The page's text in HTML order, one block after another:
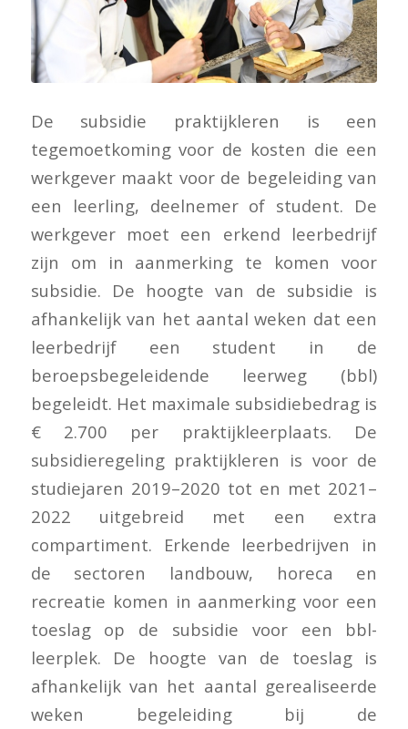
De subsidie praktijkleren is een
tegemoetkoming voor de kosten die een
werkgever maakt voor de begeleiding van
een leerling, deelnemer of student. De
werkgever moet een erkend leerbedrijf
zijn om in aanmerking te komen voor
subsidie. De hoogte van de subsidie is
afhankelijk van het aantal weken dat een
leerbedrijf een student in de
beroepsbegeleidende leerweg (bbl)
begeleidt. Het maximale subsidiebedrag is
€ 2.700 per praktijkleerplaats. De
subsidieregeling praktijkleren is voor de
studiejaren 2019–2020 tot en met 2021–
2022 uitgebreid met een extra
compartiment. Erkende leerbedrijven in
de sectoren landbouw, horeca en
recreatie komen in aanmerking voor een
toeslag op de subsidie voor een bbl-
leerplek. De hoogte van de toeslag is
afhankelijk van het aantal gerealiseerde
weken begeleiding bij de